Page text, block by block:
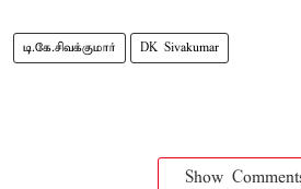
டி.கே.சிவக்குமார் DK Sivakumar
Show